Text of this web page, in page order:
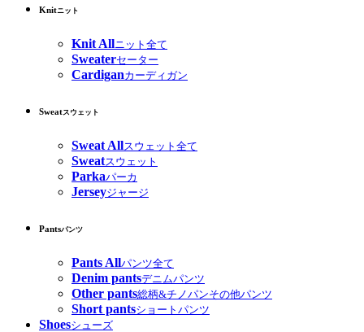
Knitニット
Knit Allニット全て
Sweaterセーター
Cardiganカーディガン
Sweatスウェット
Sweat Allスウェット全て
Sweatスウェット
Parkaパーカ
Jerseyジャージ
Pantsパンツ
Pants Allパンツ全て
Denim pantsデニムパンツ
Other pants総柄&チノパンその他パンツ
Short pantsショートパンツ
Shoesシューズ